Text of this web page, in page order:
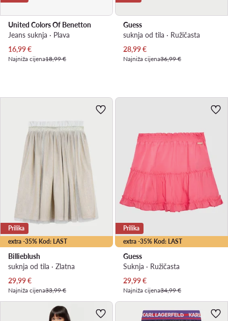
United Colors Of Benetton
Jeans suknja · Plava
Trenutna cijena
16,99€
Najniža cijena18,99 €
Guess
suknja od tila · Ružičasta
Trenutna cijena
28,99€
Najniža cijena36,99 €
extra -35% Kod: LAST
Prilika
Billieblush
suknja od tila · Zlatna
Trenutna cijena
29,99€
Najniža cijena33,99 €
extra -35% Kod: LAST
Prilika
Guess
Suknja · Ružičasta
Trenutna cijena
29,99€
Najniža cijena34,99 €